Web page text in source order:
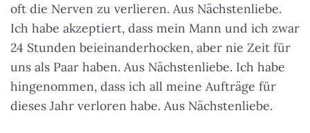
oft die Nerven zu verlieren. Aus Nächstenliebe.
Ich habe akzeptiert, dass mein Mann und ich zwar
24 Stunden beieinanderhocken, aber nie Zeit für
uns als Paar haben. Aus Nächstenliebe. Ich habe
hingenommen, dass ich all meine Aufträge für
dieses Jahr verloren habe. Aus Nächstenliebe.